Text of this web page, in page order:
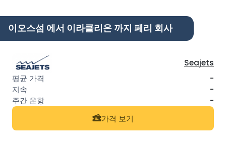
이오스섬 에서 이라클리온 까지 페리 회사
Seajets
-
-
-
가격 보기